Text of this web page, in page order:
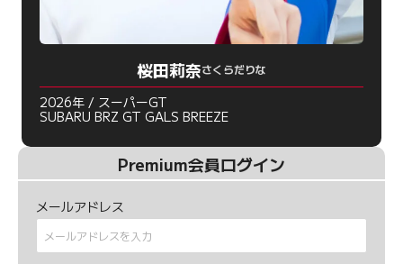
桜田莉奈さくらだりな
2026年 / スーパーGT
SUBARU BRZ GT GALS BREEZE
Premium会員ログイン
メールアドレス